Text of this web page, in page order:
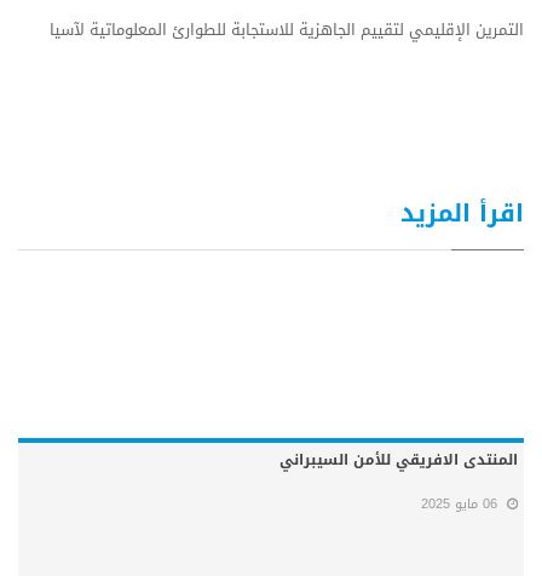
التمرين الإقليمي لتقييم الجاهزية للاستجابة للطوارئ المعلوماتية لآسيا
اقرأ المزيد
المنتدى الافريقي للأمن السيبراني
06 مايو 2025